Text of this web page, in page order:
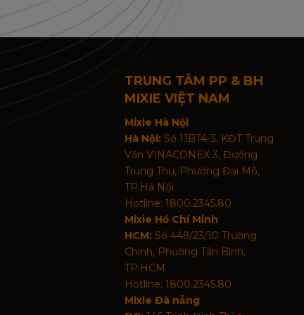
TRUNG TÂM PP & BH
MIXIE VIỆT NAM
Mixie Hà Nội
Hà Nội: Số 11BT4-3, KĐT Trung
Văn VINACONEX 3, Đường
Trung Thư, Phường Đại Mỗ,
TP.Hà Nội
Hotline: 1800.2345.80
Mixie Hồ Chí Minh
HCM: Số 449/23/10 Trường
Chinh, Phường Tân Bình,
TP.HCM
Hotline: 1800.2345.80
Mixie Đà nẵng